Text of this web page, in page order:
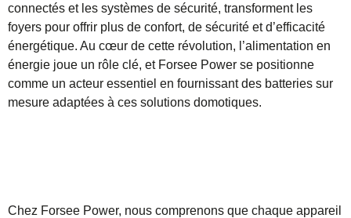
connectés et les systèmes de sécurité, transforment les
foyers pour offrir plus de confort, de sécurité et d’efficacité
énergétique. Au cœur de cette révolution, l’alimentation en
énergie joue un rôle clé, et Forsee Power se positionne
comme un acteur essentiel en fournissant des batteries sur
mesure adaptées à ces solutions domotiques.
Chez Forsee Power, nous comprenons que chaque appareil